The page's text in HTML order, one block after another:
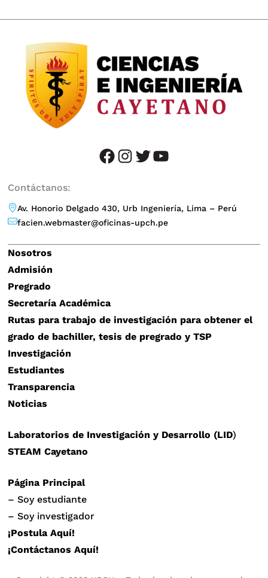
facebook instagram twitter YouTube
Contáctanos:
Av. Honorio Delgado 430, Urb Ingeniería, Lima – Perú
facien.webmaster@oficinas-upch.pe
Nosotros
Admisión
Pregrado
Secretaría Académica
Rutas para trabajo de investigación para obtener el
grado de bachiller, tesis de pregrado y TSP
Investigación
Estudiantes
Transparencia
Noticias
Laboratorios de Investigación y Desarrollo (LID)
STEAM Cayetano
Página Principal
– Soy estudiante
– Soy investigador
¡Postula Aquí!
¡Contáctanos Aquí!